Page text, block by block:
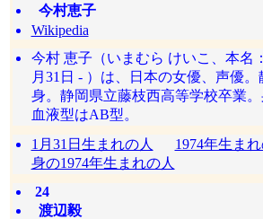
今村恵子
Wikipedia
今村 恵子（いまむら けいこ、本名
月31日 - ）は、日本の女優、声優
身。静岡県立藤枝西高等学校卒業。
血液型はAB型。
1月31日生まれの人
1974年生まれ
身の1974年生まれの人
24
渡辺毅